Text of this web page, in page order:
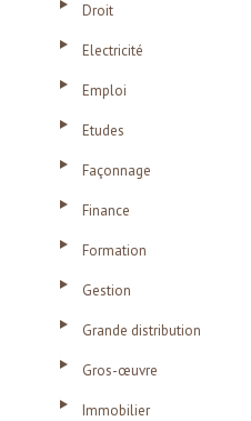
Droit
Electricité
Emploi
Etudes
Façonnage
Finance
Formation
Gestion
Grande distribution
Gros-œuvre
Immobilier